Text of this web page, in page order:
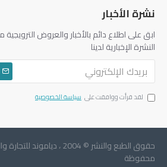
نشرة الأخبار
ابق على اطلاع دائم بالأخبار والعروض
النشرة الإخبارية لدينا
لقد قرأت ووافقت على سياسة الخصوصية
حقوق الطبع والنشر © 2004 ،
محفوظة